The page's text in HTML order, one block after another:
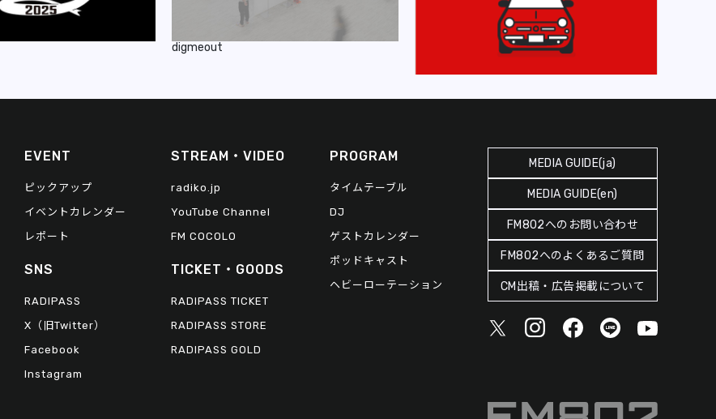
digmeout
EVENT
ピックアップ
イベントカレンダー
レポート
SNS
RADIPASS
X（旧Twitter）
Facebook
Instagram
STREAM・VIDEO
radiko.jp
YouTube Channel
FM COCOLO
TICKET・GOODS
RADIPASS TICKET
RADIPASS STORE
RADIPASS GOLD
PROGRAM
タイムテーブル
DJ
ゲストカレンダー
ポッドキャスト
ヘビーローテーション
MEDIA GUIDE(ja)
MEDIA GUIDE(en)
FM802へのお問い合わせ
FM802へのよくあるご質問
CM出稿・広告掲載について